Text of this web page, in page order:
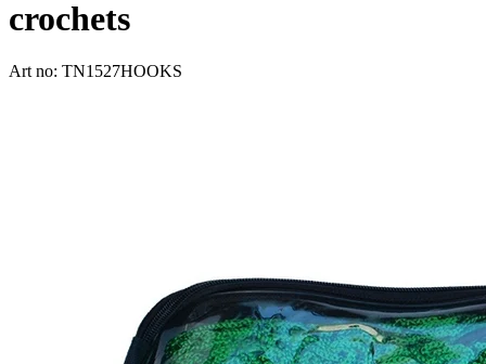
crochets
Art no: TN1527HOOKS